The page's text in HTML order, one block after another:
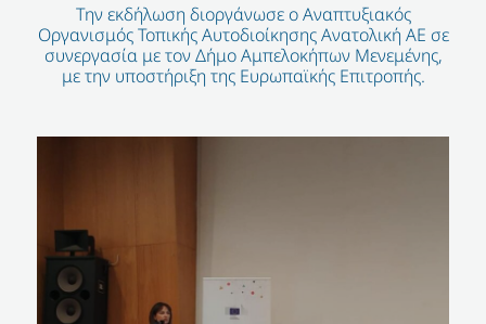
Την εκδήλωση διοργάνωσε ο Αναπτυξιακός
Οργανισμός Τοπικής Αυτοδιοίκησης Ανατολική ΑΕ σε
συνεργασία με τον Δήμο Αμπελοκήπων Μενεμένης,
με την υποστήριξη της Ευρωπαϊκής Επιτροπής.